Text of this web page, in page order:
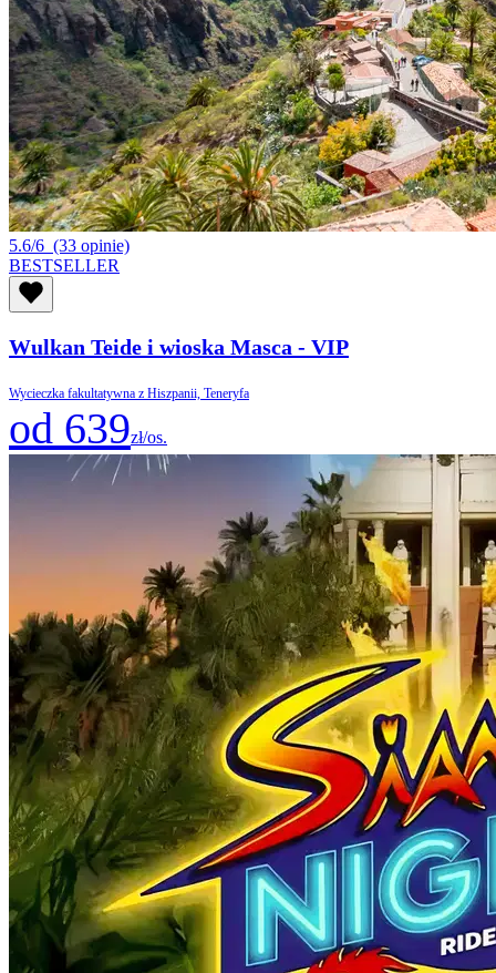
5.6/6 (33 opinie)
BESTSELLER
Wulkan Teide i wioska Masca - VIP
Wycieczka fakultatywna z Hiszpanii, Teneryfa
od 639zł/os.